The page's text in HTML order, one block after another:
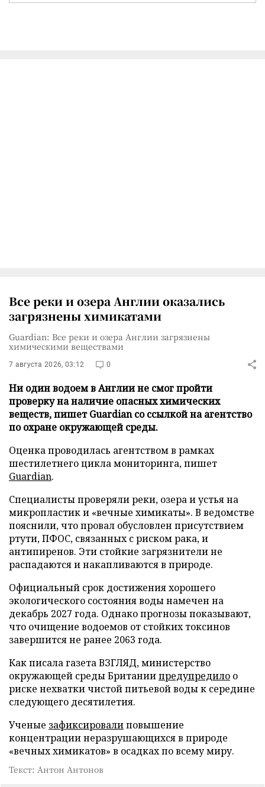
Все реки и озера Англии оказались
загрязнены химикатами
Guardian: Все реки и озера Англии загрязнены
химическими веществами
7 августа 2026, 03:12 0
Ни один водоем в Англии не смог пройти
проверку на наличие опасных химических
веществ, пишет Guardian со ссылкой на агентство
по охране окружающей среды.
Оценка проводилась агентством в рамках
шестилетнего цикла мониторинга, пишет
Guardian.
Специалисты проверяли реки, озера и устья на
микропластик и «вечные химикаты». В ведомстве
пояснили, что провал обусловлен присутствием
ртути, ПФОС, связанных с риском рака, и
антипиренов. Эти стойкие загрязнители не
распадаются и накапливаются в природе.
Официальный срок достижения хорошего
экологического состояния воды намечен на
декабрь 2027 года. Однако прогнозы показывают,
что очищение водоемов от стойких токсинов
завершится не ранее 2063 года.
Как писала газета ВЗГЛЯД, министерство
окружающей среды Британиипредупредило о
риске нехватки чистой питьевой воды к середине
следующего десятилетия.
Ученые зафиксировалиповышение
концентрации неразрушающихся в природе
«вечных химикатов» в осадках по всему миру.
Текст: Антон Антонов